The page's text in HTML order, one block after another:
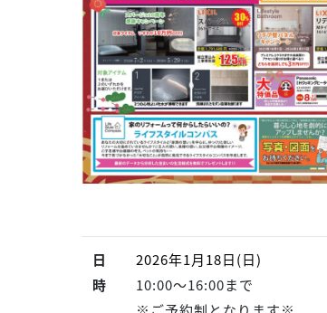
日
時
2026年1月18日(日)
10:00～16:00まで